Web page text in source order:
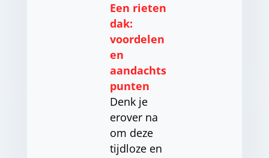
Een rieten
dak:
voordelen
en
aandachts
punten
Denk je
erover na
om deze
tijdloze en